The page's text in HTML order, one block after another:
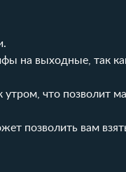
на выходные, так
что позволит
позволить вам